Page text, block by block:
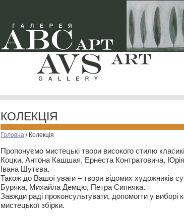
КОЛЕКЦІЯ
Головна / Колекція
Пропонуємо мистецькі твори високого стилю
Коцки, Антона Кашшая, Ернеста Контратовича,
Івана Шутєва.
Також до Вашої уваги – твори відомих художників
Буряка, Михайла Демцю, Петра Сипняка.
Завжди раді проконсультувати, допомогти у виборі
мистецької збірки.